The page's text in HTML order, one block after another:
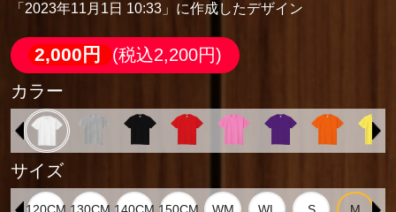
「2023年11月1日 10:33」に作成したデザイン
2,000円
(税込2,200円)
カラー
サイズ